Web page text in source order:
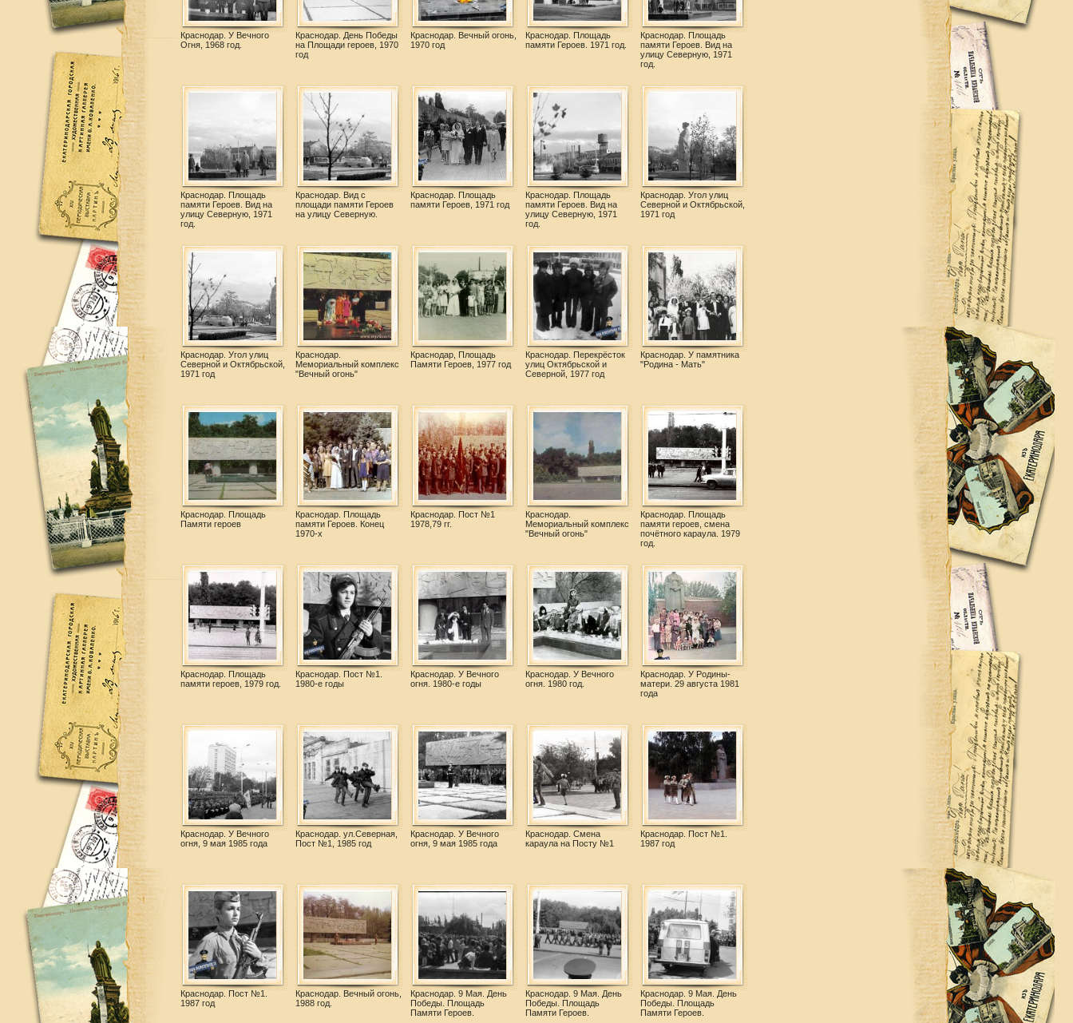
Краснодар. У Вечного
Огня, 1968 год.
Краснодар. День Победы
на Площади героев, 1970
год
Краснодар. Вечный огонь,
1970 год
Краснодар. Площадь
памяти Героев. 1971 год.
Краснодар. Площадь
памяти Героев. Вид на
улицу Северную, 1971
год.
Краснодар. Площадь
памяти Героев. Вид на
улицу Северную, 1971
год.
Краснодар. Вид с
площади памяти Героев
на улицу Северную.
Краснодар. Площадь
памяти Героев, 1971 год
Краснодар. Площадь
памяти Героев. Вид на
улицу Северную, 1971
год.
Краснодар. Угол улиц
Северной и Октябрьской,
1971 год
Краснодар. Угол улиц
Северной и Октябрьской,
1971 год
Краснодар.
Мемориальный комплекс
"Вечный огонь"
Краснодар, Площадь
Памяти Героев, 1977 год
Краснодар. Перекрёсток
улиц Октябрьской и
Северной, 1977 год
Краснодар. У памятника
"Родина - Мать"
Краснодар. Площадь
Памяти героев
Краснодар. Площадь
памяти Героев. Конец
1970-х
Краснодар. Пост №1
1978,79 гг.
Краснодар.
Мемориальный комплекс
"Вечный огонь"
Краснодар. Площадь
памяти героев, смена
почётного караула. 1979
год.
Краснодар. Площадь
памяти героев, 1979 год.
Краснодар. Пост №1.
1980-е годы
Краснодар. У Вечного
огня. 1980-е годы
Краснодар. У Вечного
огня. 1980 год.
Краснодар. У Родины-
матери. 29 августа 1981
года
Краснодар. У Вечного
огня, 9 мая 1985 года
Краснодар. ул.Северная,
Пост №1, 1985 год
Краснодар. У Вечного
огня, 9 мая 1985 года
Краснодар. Смена
караула на Посту №1
Краснодар. Пост №1.
1987 год
Краснодар. Пост №1.
1987 год
Краснодар. Вечный огонь,
1988 год.
Краснодар. 9 Мая. День
Победы. Площадь
Памяти Героев.
Краснодар. 9 Мая. День
Победы. Площадь
Памяти Героев.
Краснодар. 9 Мая. День
Победы. Площадь
Памяти Героев.